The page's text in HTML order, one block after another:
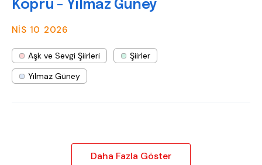
Köprü - Yılmaz Güney
NIS 10 2026
Aşk ve Sevgi Şiirleri
Şiirler
Yılmaz Güney
Daha Fazla Göster